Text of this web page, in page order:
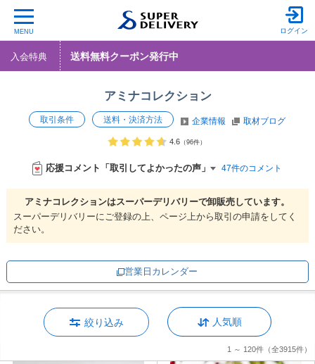
MENU ログイン
入会特典 送料無料クーポン発行中
アミナコレクション
取引条件 送料・決済方法 企業情報 取材ブログ
4.6 （96件）
応援コメント「取引してよかったの声」 47件のコメント
アミナコレクションはスーパーデリバリーで卸販売しています。
スーパーデリバリーにご登録の上、ページ上から取引の申請をしてく
ださい。
営業日カレンダー
絞り込み 人気順
1 ～ 120件 （全3915件）